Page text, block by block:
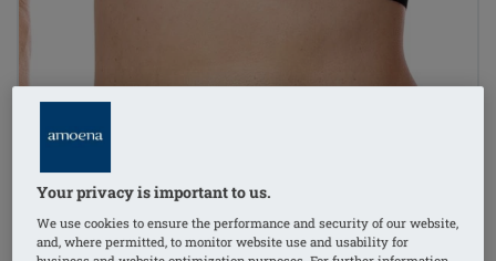
LymphFlow SB FC
Your privacy is important to us.
We use cookies to ensure the performance and security of our website,
and, where permitted, to monitor website use and usability for